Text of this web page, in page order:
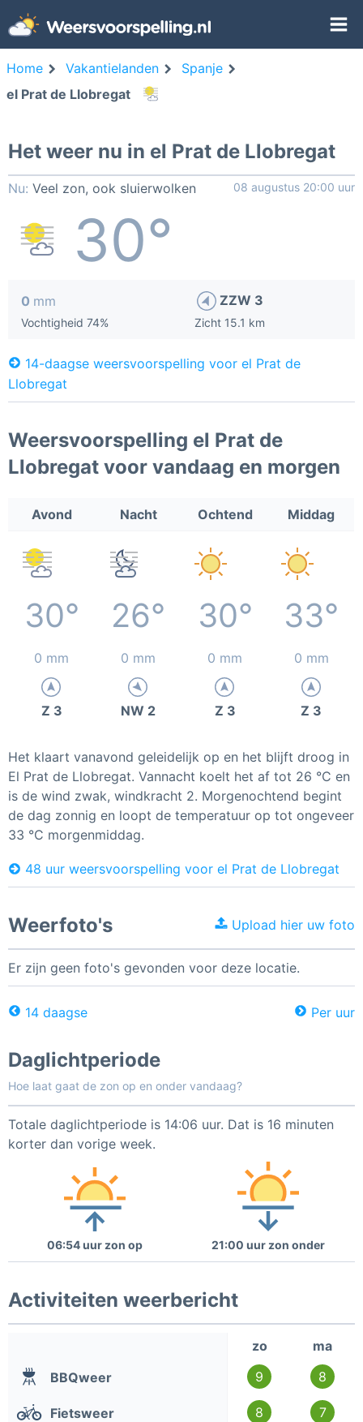
Home Vakantielanden
Spanje
el Prat de Llobregat
Het weer nu in el Prat de Llobregat
Nu: Veel zon, ook sluierwolken 08 augustus 20:00 uur
30°
0 mm
Vochtigheid 74%
ZZW 3
Zicht 15.1 km
14-daagse weersvoorspelling voor el Prat de
Llobregat
Weersvoorspelling el Prat de
Llobregat voor vandaag en morgen
Avond Nacht Ochtend Middag
30° 26° 30° 33°
0 mm 0 mm 0 mm 0 mm
Z 3 NW 2 Z 3 Z 3
Het klaart vanavond geleidelijk op en het blijft droog in
El Prat de Llobregat. Vannacht koelt het af tot 26 °C en
is de wind zwak, windkracht 2. Morgenochtend begint
de dag zonnig en loopt de temperatuur op tot ongeveer
33 °C morgenmiddag.
48 uur weersvoorspelling voor el Prat de Llobregat
Weerfoto's Upload hier uw foto
Er zijn geen foto's gevonden voor deze locatie.
14 daagse Per uur
Daglichtperiode
Hoe laat gaat de zon op en onder vandaag?
Totale daglichtperiode is 14:06 uur. Dat is 16 minuten
korter dan vorige week.
06:54 uur zon op 21:00 uur zon onder
Activiteiten weerbericht
zo
ma
BBQweer
9 8
Fietsweer 8 7